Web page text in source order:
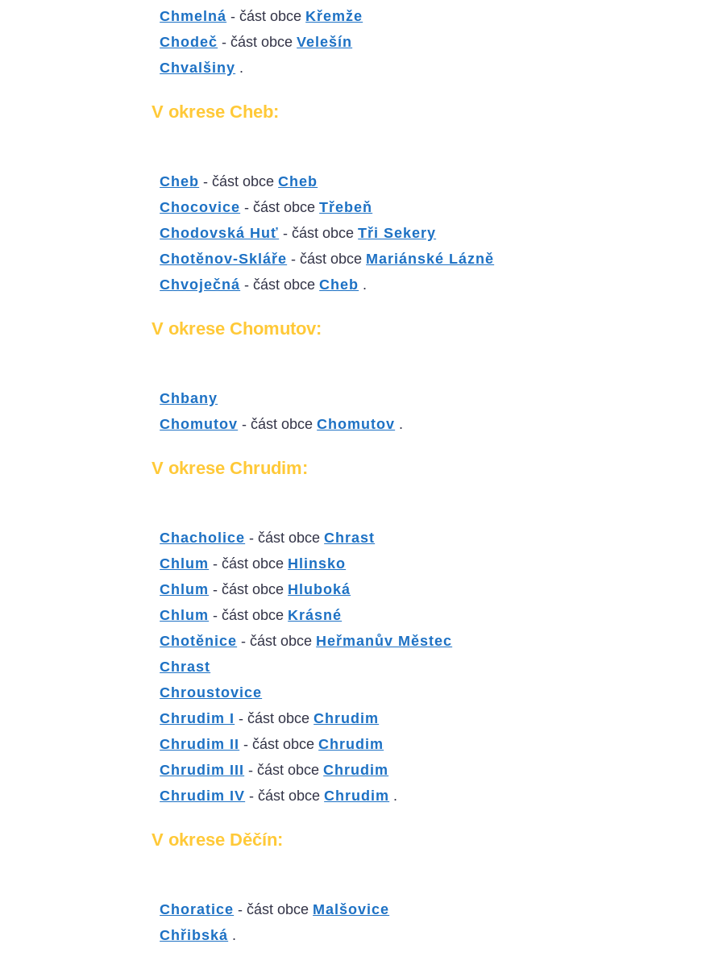
Chmelná - část obce Křemže
Chodeč - část obceVelešín
Chvalšiny .
V okrese Cheb:
Cheb - část obceCheb
Chocovice - část obceTřebeň
Chodovská Huť - část obceTři Sekery
Chotěnov-Skláře - část obce Mariánské Lázně
Chvoječná - část obceCheb .
V okrese Chomutov:
Chbany
Chomutov - část obceChomutov .
V okrese Chrudim:
Chacholice - část obceChrast
Chlum - část obce Hlinsko
Chlum - část obce Hluboká
Chlum - část obce Krásné
Chotěnice - část obce Heřmanův Městec
Chrast
Chroustovice
Chrudim I - část obceChrudim
Chrudim II - část obceChrudim
Chrudim III - část obceChrudim
Chrudim IV - část obceChrudim .
V okrese Děčín:
Choratice - část obce Malšovice
Chřibská .